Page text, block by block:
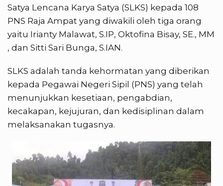
Satya Lencana Karya Satya (SLKS) kepada 108
PNS Raja Ampat yang diwakili oleh tiga orang
yaitu Irianty Malawat, S.IP, Oktofina Bisay, SE., MM
, dan Sitti Sari Bunga, S.IAN.
SLKS adalah tanda kehormatan yang diberikan
kepada Pegawai Negeri Sipil (PNS) yang telah
menunjukkan kesetiaan, pengabdian,
kecakapan, kejujuran, dan kedisiplinan dalam
melaksanakan tugasnya.